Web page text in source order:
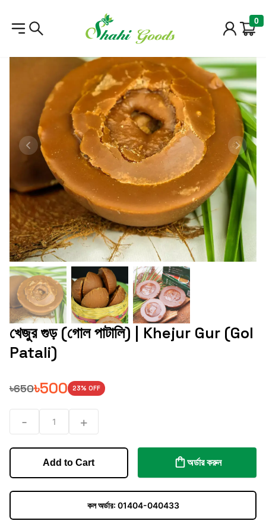
0
Previous slide Next
খেজুর গুড় (গোল পাটালি) | Khejur Gur (Gol
Patali)
৳650৳500 23% OFF
- 1 +
Add to Cart অর্ডার করুন
কল অর্ডার: 01404-040433